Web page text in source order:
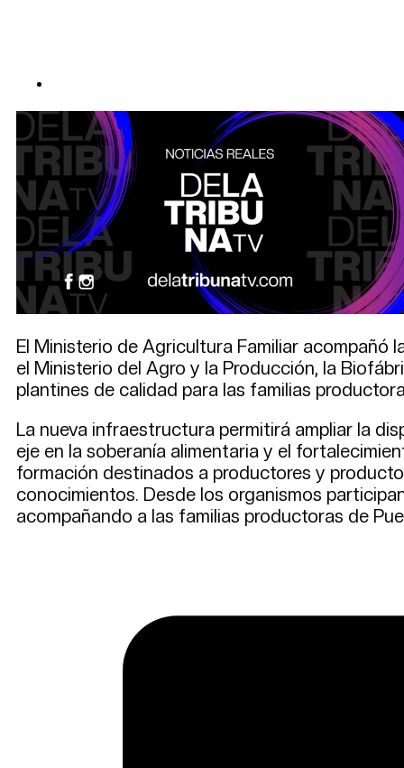
El Ministerio de Agricultura Familiar acompañó
el Ministerio del Agro y la Producción, la
plantines de calidad para las familias
La nueva infraestructura permitirá ampliar la
eje en la soberanía alimentaria y el
formación destinados a productores y
conocimientos. Desde los organismos
acompañando a las familias productoras de